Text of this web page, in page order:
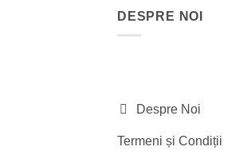
DESPRE NOI
Despre Noi
Termeni și Condiții